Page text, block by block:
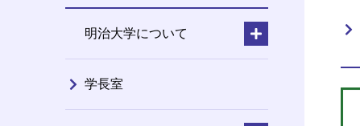
明治大学について
学長室